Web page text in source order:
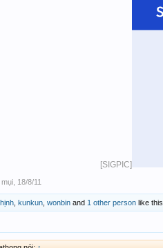
[SIGPIC]
mụi 18/8/11
kunkun wonbin and 1 other person like this.